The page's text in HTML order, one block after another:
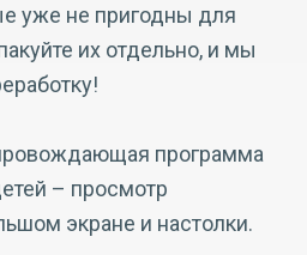
уже не пригодны для
их отдельно, и мы
программа
– просмотр
экране и настолки.